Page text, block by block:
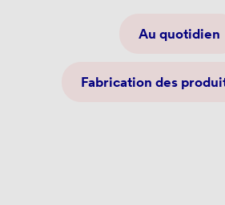
Au quotidien
Fabrication des